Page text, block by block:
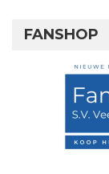
FANSHOP